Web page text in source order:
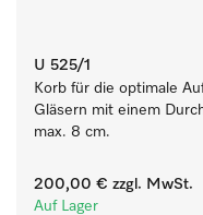
U 525/1
Korb für die optimale
Gläsern mit einem
max. 8 cm.
200,00 € zzgl. MwSt.
Auf Lager